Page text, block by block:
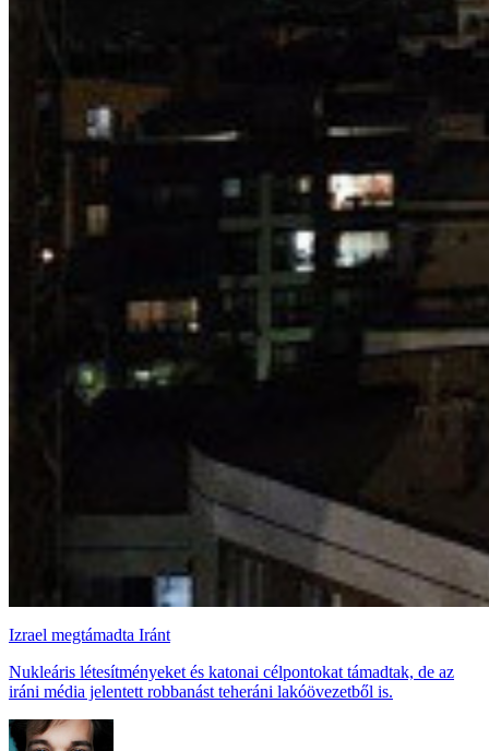
Izrael megtámadta Iránt
Nukleáris létesítményeket és katonai célpontokat támadtak, de az
iráni média jelentett robbanást teheráni lakóövezetből is.